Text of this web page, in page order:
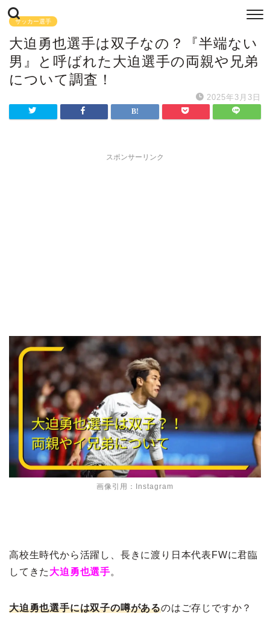
サッカー選手
大迫勇也選手は双子なの？『半端ない
男』と呼ばれた大迫選手の両親や兄弟
について調査！
2025年3月3日
スポンサーリンク
画像引用：Instagram
高校生時代から活躍し、長きに渡り日本代表FWに君臨
してきた 大迫勇也選手。
大迫勇也選手には双子の噂があるのはご存じですか？